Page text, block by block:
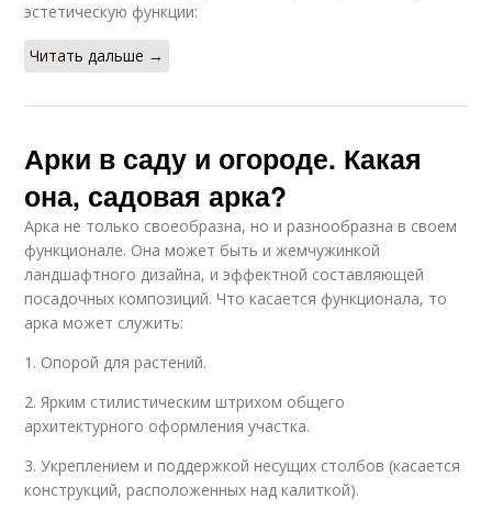
эстетическую функции:
Читать дальше →
Арки в саду и огороде. Какая
она, садовая арка?
Арка не только своеобразна, но и разнообразна в своем
функционале. Она может быть и жемчужинкой
ландшафтного дизайна, и эффектной составляющей
посадочных композиций. Что касается функционала, то
арка может служить:
1. Опорой для растений.
2. Ярким стилистическим штрихом общего
архитектурного оформления участка.
3. Укреплением и поддержкой несущих столбов (касается
конструкций, расположенных над калиткой).